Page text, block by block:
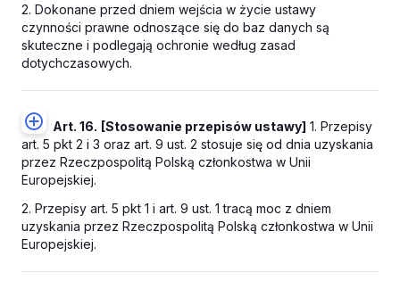
2. Dokonane przed dniem wejścia w życie ustawy
czynności prawne odnoszące się do baz danych są
skuteczne i podlegają ochronie według zasad
dotychczasowych.
Art. 16. [Stosowanie przepisów ustawy] 1. Przepisy
art. 5 pkt 2 i 3 oraz art. 9 ust. 2 stosuje się od dnia uzyskania
przez Rzeczpospolitą Polską członkostwa w Unii
Europejskiej.
2. Przepisy art. 5 pkt 1 i art. 9 ust. 1 tracą moc z dniem
uzyskania przez Rzeczpospolitą Polską członkostwa w Unii
Europejskiej.